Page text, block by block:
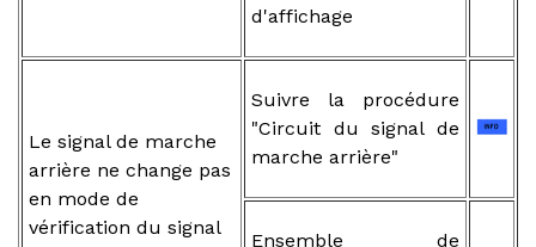
d'affichage
Le signal de marche
arrière ne change pas
en mode de
vérification du signal
Suivre la procédure
"Circuit du signal de
marche arrière"
Ensemble de